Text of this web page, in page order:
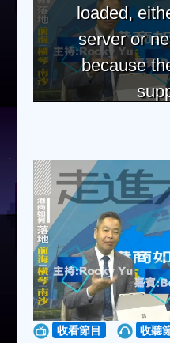
loaded,
server or
because
收看節目 收聽